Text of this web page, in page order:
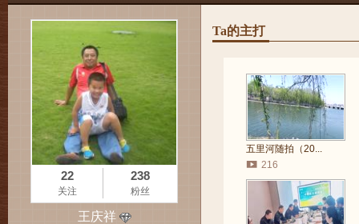
22
关注
238
粉丝
王庆祥
Ta的主打
五里河随拍（20...
216